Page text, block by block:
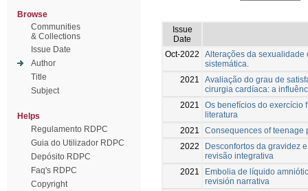
Browse
Communities
& Collections
Issue Date
Author
Title
Subject
Helps
Regulamento RDPC
Guia do Utilizador RDPC
Depósito RDPC
Faq's RDPC
Copyright
Issue
Date
Oct-2022
Alterações da sexualidade
sistemática.
2021
Avaliação do grau de
cirurgia cardíaca: a
2021
Os benefícios do exercício
literatura
2021
Consequences of teenage
2022
Desconfortos da gravidez
revisão integrativa
2021
Embolia de líquido
revisión narrativa